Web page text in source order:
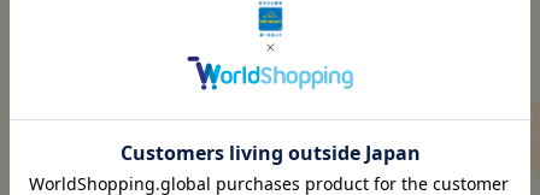
ミニチュアカーのヨーロッパ
トップブランド「ジク」
“本物”同様の機能美が想像力
を豊かに育む